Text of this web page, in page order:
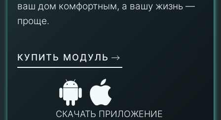
ваш дом комфортным, а вашу жизнь —
проще.
КУПИТЬ МОДУЛЬ
СКАЧАТЬ ПРИЛОЖЕНИЕ